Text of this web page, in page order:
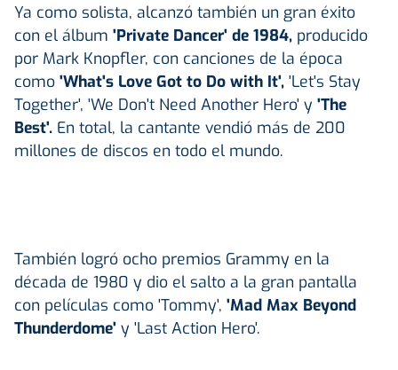
Ya como solista, alcanzó también un gran éxito
con el álbum 'Private Dancer' de 1984, producido
por Mark Knopfler, con canciones de la época
como 'What's Love Got to Do with It', 'Let's Stay
Together', 'We Don't Need Another Hero' y 'The
Best'. En total, la cantante vendió más de 200
millones de discos en todo el mundo.
También logró ocho premios Grammy en la
década de 1980 y dio el salto a la gran pantalla
con películas como 'Tommy', 'Mad Max Beyond
Thunderdome' y 'Last Action Hero'.